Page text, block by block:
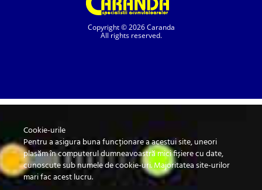
Copyright © 2026 Caranda
All rights reserved.
SC. CARANDA BATERII SRL. | SR EN ISO 9001:2015, SR EN ISO 14001:2015, SR
ISO 45001:2018 |
ANPC| Prelucrarea datelor cu caracter personal| Politica de confidentialitate
Cookie-urile
Pentru a asigura buna funcționare a acestui site, uneori
plasăm în computerul dumneavoastră mici fișiere cu date,
cunoscute sub numele de cookie-uri. Majoritatea site-urilor
mari fac acest lucru.